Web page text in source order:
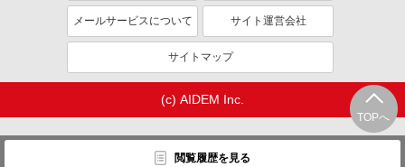
TOPへ
閲覧履歴を見る
メールサービスについて サイト運営会社
サイトマップ
(c) AIDEM Inc.